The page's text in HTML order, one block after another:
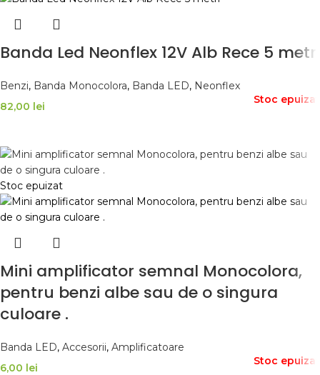
Banda Led Neonflex 12V Alb Rece 5 metri
Benzi, Banda Monocolora, Banda LED, Neonflex
82,00 lei
Stoc epuizat
Stoc epuizat
Mini amplificator semnal Monocolora,
pentru benzi albe sau de o singura
culoare .
Banda LED, Accesorii, Amplificatoare
6,00 lei
Stoc epuizat